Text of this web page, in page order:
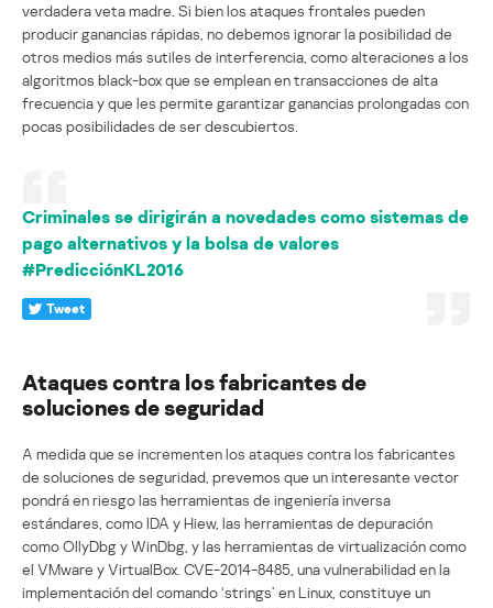
verdadera veta madre. Si bien los ataques frontales pueden
producir ganancias rápidas, no debemos ignorar la posibilidad de
otros medios más sutiles de interferencia, como alteraciones a los
algoritmos black-box que se emplean en transacciones de alta
frecuencia y que les permite garantizar ganancias prolongadas con
pocas posibilidades de ser descubiertos.
Criminales se dirigirán a novedades como sistemas de
pago alternativos y la bolsa de valores
#PredicciónKL2016
Tweet
Ataques contra los fabricantes de
soluciones de seguridad
A medida que se incrementen los ataques contra los fabricantes
de soluciones de seguridad, prevemos que un interesante vector
pondrá en riesgo las herramientas de ingeniería inversa
estándares, como IDA y Hiew, las herramientas de depuración
como OllyDbg y WinDbg, y las herramientas de virtualización como
el VMware y VirtualBox. CVE-2014-8485, una vulnerabilidad en la
implementación del comando ‘strings’ en Linux, constituye un